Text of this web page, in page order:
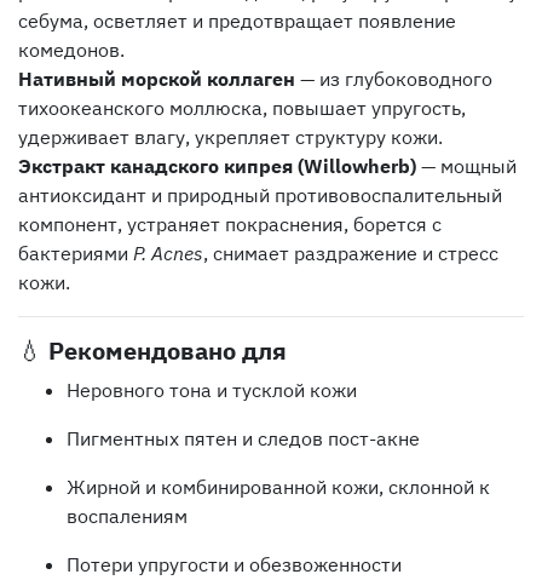
себума, осветляет и предотвращает появление
комедонов.
Нативный морской коллаген — из глубоководного
тихоокеанского моллюска, повышает упругость,
удерживает влагу, укрепляет структуру кожи.
Экстракт канадского кипрея (Willowherb) — мощный
антиоксидант и природный противовоспалительный
компонент, устраняет покраснения, борется с
бактериями P. Acnes, снимает раздражение и стресс
кожи.
💧 Рекомендовано для
Неровного тона и тусклой кожи
Пигментных пятен и следов пост-акне
Жирной и комбинированной кожи, склонной к
воспалениям
Потери упругости и обезвоженности